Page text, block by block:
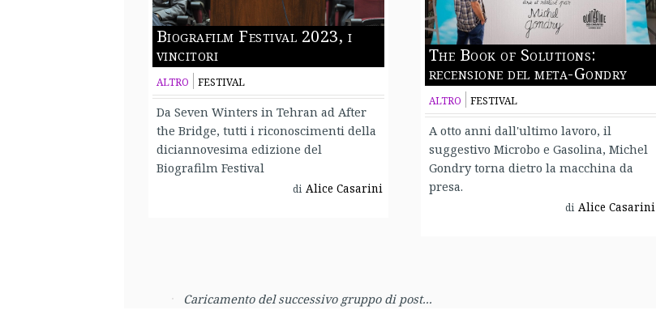
Biografilm Festival 2023, i
vincitori
ALTRO FESTIVAL
Da Seven Winters in Tehran ad After
the Bridge, tutti i riconoscimenti della
diciannovesima edizione del
Biografilm Festival
di Alice Casarini
The Book of Solutions:
recensione del meta-Gondry
ALTRO FESTIVAL
A otto anni dall'ultimo lavoro, il
suggestivo Microbo e Gasolina, Michel
Gondry torna dietro la macchina da
presa.
di Alice Casarini
Caricamento del successivo gruppo di post...